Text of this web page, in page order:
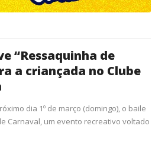
“Ressaquinha de
a criançada no Clube
dia 1º de março (domingo), o baile
Carnaval, um evento recreativo voltado